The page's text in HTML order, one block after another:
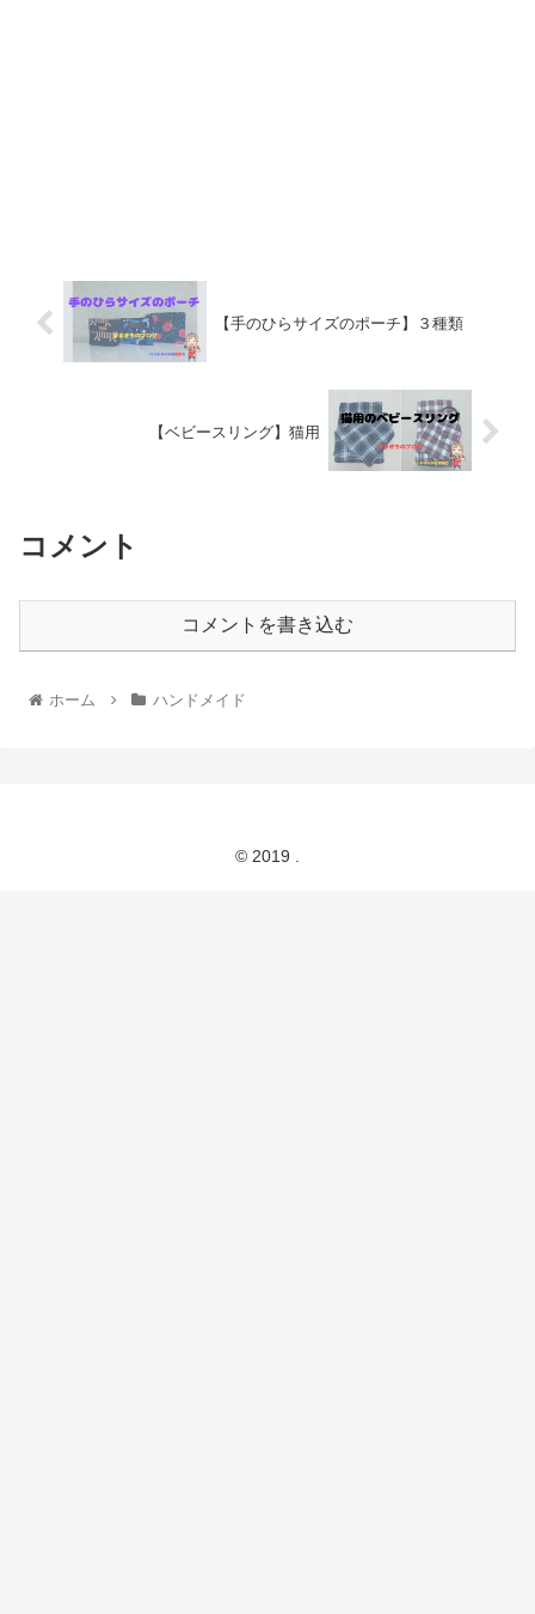
【手のひらサイズのポーチ】３種類
【ベビースリング】猫用
コメント
コメントを書き込む
ホーム ハンドメイド
© 2019 .